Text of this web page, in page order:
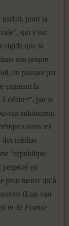
pour la
qui s’est
rigide que la
son propre
en passant par
exigeant la
désirer”, par le
subitement
dans les
médias
“république
en
peut mener qu’à
(Luk van
in de Franse